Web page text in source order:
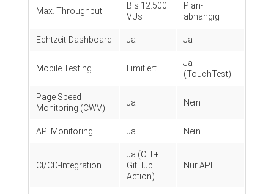
Max. Throughput
Bis 12.500
VUs
Plan-
abhängig
Echtzeit-Dashboard Ja Ja
Mobile Testing Limitiert
Ja
(TouchTest)
Page Speed
Monitoring (CWV)
Ja Nein
API Monitoring Ja Nein
CI/CD-Integration
Ja (CLI +
GitHub
Action)
Nur API